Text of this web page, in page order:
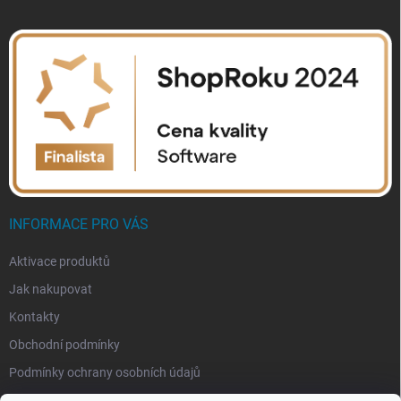
INFORMACE PRO VÁS
Aktivace produktů
Jak nakupovat
Kontakty
Obchodní podmínky
Podmínky ochrany osobních údajů